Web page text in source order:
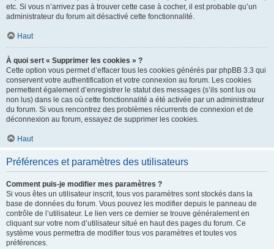
etc. Si vous n’arrivez pas à trouver cette case à cocher, il est probable qu’un
administrateur du forum ait désactivé cette fonctionnalité.
Haut
À quoi sert « Supprimer les cookies » ?
Cette option vous permet d’effacer tous les cookies générés par phpBB 3.3 qui
conservent votre authentification et votre connexion au forum. Les cookies
permettent également d’enregistrer le statut des messages (s’ils sont lus ou
non lus) dans le cas où cette fonctionnalité a été activée par un administrateur
du forum. Si vous rencontrez des problèmes récurrents de connexion et de
déconnexion au forum, essayez de supprimer les cookies.
Haut
Préférences et paramètres des utilisateurs
Comment puis-je modifier mes paramètres ?
Si vous êtes un utilisateur inscrit, tous vos paramètres sont stockés dans la
base de données du forum. Vous pouvez les modifier depuis le panneau de
contrôle de l’utilisateur. Le lien vers ce dernier se trouve généralement en
cliquant sur votre nom d’utilisateur situé en haut des pages du forum. Ce
système vous permettra de modifier tous vos paramètres et toutes vos
préférences.